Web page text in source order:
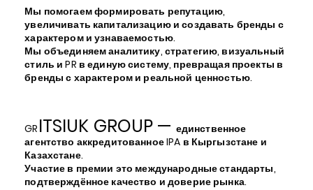
Мы помогаем формировать репутацию,
увеличивать капитализацию и создавать бренды с
характером и узнаваемостью.
Мы объединяем аналитику, стратегию, визуальный
стиль и PR в единую систему, превращая проекты в
бренды с характером и реальной ценностью.
GR ITSIUK GROUP — единственное
агентство аккредитованное IPA в Кыргызстане и
Казахстане.
Участие в премии это международные стандарты,
подтверждённое качество и доверие рынка.